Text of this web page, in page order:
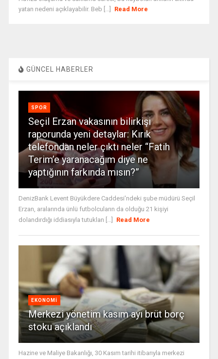
yatan nedeni açıklayabilir. Beb [...]
Read More
GÜNCEL HABERLER
SPOR
Seçil Erzan vakasının bilirkişi
raporunda yeni detaylar: Kırık
telefondan neler çıktı neler “Fatih
Terim’e yaranacağım diye ne
yaptığının farkında mısın?”
DenizBank Levent Büyükdere Caddesi'ndeki şube müdürü Seçil
Erzan, aralarında ünlü futbolcuların da olduğu 21 kişiyi
dolandırdığı iddiasıyla tutuklan [...]
Read More
EKONOMI
Merkezi yönetim kasım ayı brüt borç
stoku açıklandı
Hazine ve Maliye Bakanlığı, 30 Kasım tarihi itibarıyla merkezi